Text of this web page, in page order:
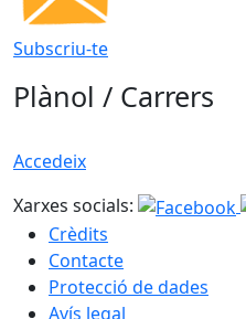
Subscriu-te
Plànol / Carrers
Accedeix
Xarxes socials:
Crèdits
Contacte
Protecció de dades
Avís legal